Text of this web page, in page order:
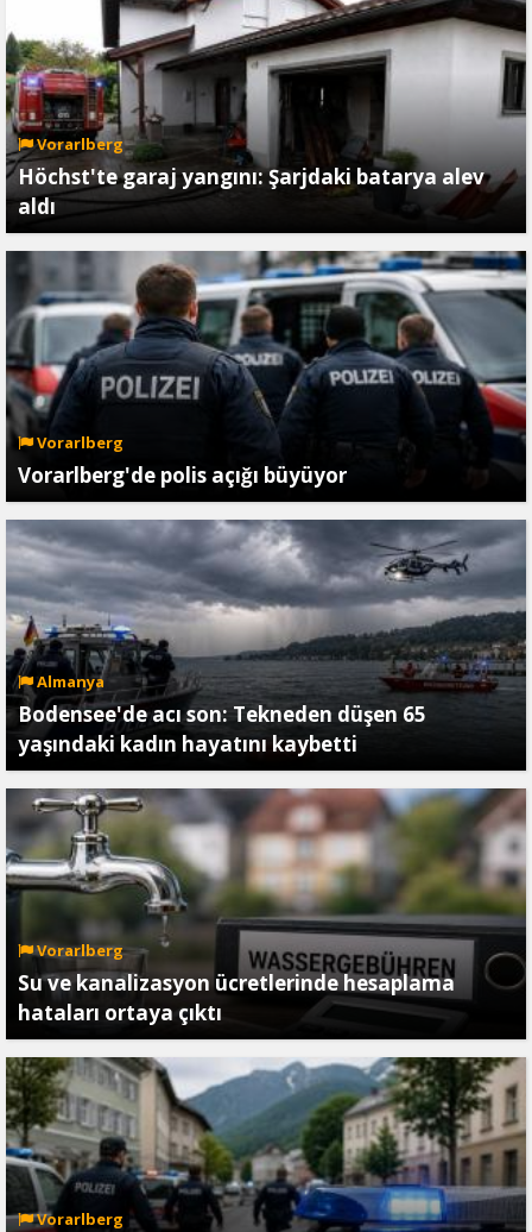
Vorarlberg
Höchst'te garaj yangını: Şarjdaki batarya alev
aldı
Vorarlberg
Vorarlberg'de polis açığı büyüyor
Almanya
Bodensee'de acı son: Tekneden düşen 65
yaşındaki kadın hayatını kaybetti
Vorarlberg
Su ve kanalizasyon ücretlerinde hesaplama
hataları ortaya çıktı
Vorarlberg